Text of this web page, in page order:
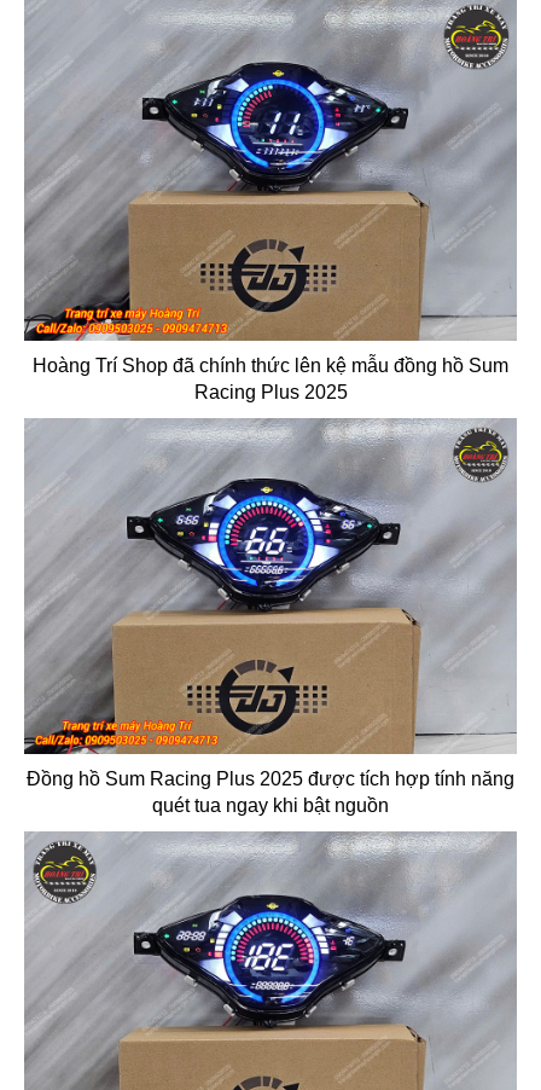
Hoàng Trí Shop đã chính thức lên kệ mẫu đồng hồ Sum
Racing Plus 2025
Đồng hồ Sum Racing Plus 2025 được tích hợp tính năng
quét tua ngay khi bật nguồn